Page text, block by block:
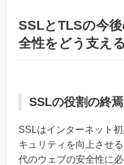
SSLとTLSの今
全性をどう支え
SSLの役割の終焉
SSLはインターネット
キュリティを向上させ
代のウェブの安全性に